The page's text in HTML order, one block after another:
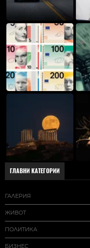
ГЛАВНИ КАТЕГОРИИ
ГАЛЕРИЯ
ЖИВОТ
ПОЛИТИКА
БИЗНЕС